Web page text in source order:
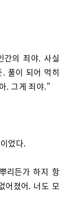
간의 죄야. 사실
풀이 되어 먹히
. 그게 죄야.”
었다.
리든가 하지 항
어졌어. 너도 모